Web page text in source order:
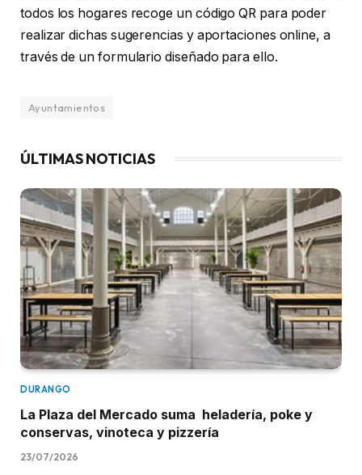
todos los hogares recoge un código QR para poder
realizar dichas sugerencias y aportaciones online, a
través de un formulario diseñado para ello.
Ayuntamientos
ÚLTIMAS NOTICIAS
DURANGO
La Plaza del Mercado suma heladería, poke y
conservas, vinoteca y pizzería
23/07/2026